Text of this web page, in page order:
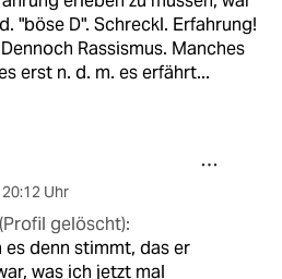
"böse D". Schreckl. Erfahrung!
Rassismus. Manches
erst n. d. m. es erfährt...
20:12 Uhr
gelöscht):
es denn stimmt, das er
was ich jetzt mal